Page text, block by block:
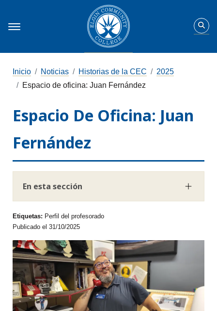
Inicio Noticias Historias de la CEC
2025
Espacio de oficina: Juan Fernández
Espacio De Oficina: Juan
Fernández
En esta sección
Etiquetas: Perfil del profesorado
Publicado el 31/10/2025